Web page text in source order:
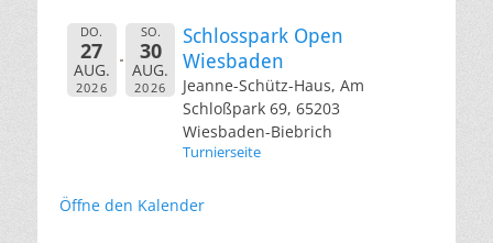
DO.
27
AUG.
2026
SO.
30
AUG.
2026
Schlosspark Open
Wiesbaden
Jeanne-Schütz-Haus, Am
Schloßpark 69, 65203
Wiesbaden-Biebrich
Turnierseite
Öffne den Kalender